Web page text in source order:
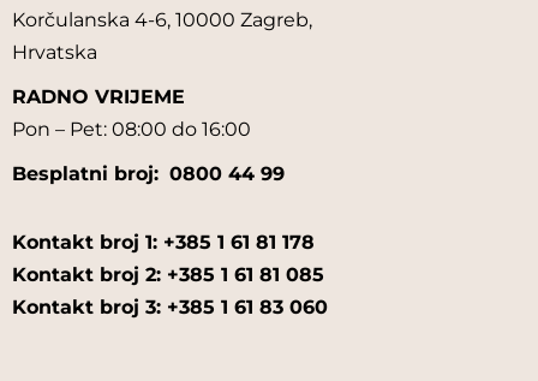
Korčulanska 4-6, 10000 Zagreb,
Hrvatska
RADNO VRIJEME
Pon – Pet: 08:00 do 16:00
Besplatni broj: 0800 44 99
Kontakt broj 1: +385 1 61 81 178
Kontakt broj 2: +385 1 61 81 085
Kontakt broj 3: +385 1 61 83 060